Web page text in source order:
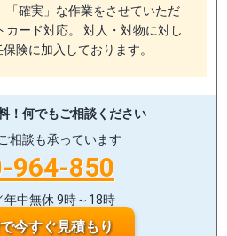
「確実」な作業をさせていただ
カード対応。 対人・対物に対し
険に加入しております。
！ 何でもご相談ください
相談も承っています
964-850
年中無休 9時～18時
今すぐ見積もり